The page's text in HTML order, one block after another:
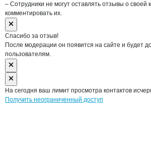
– Сотрудники не могут оставлять отзывы о своей
комментировать их.
Спасибо за отзыв!
После модерации он появится на сайте и будет
пользователям.
На сегодня ваш лимит просмотра контактов
Получить неограниченный доступ